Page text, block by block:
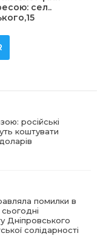
сел..
російські
коштувати
помилки в
сьогодні
Дніпровського
солідарності